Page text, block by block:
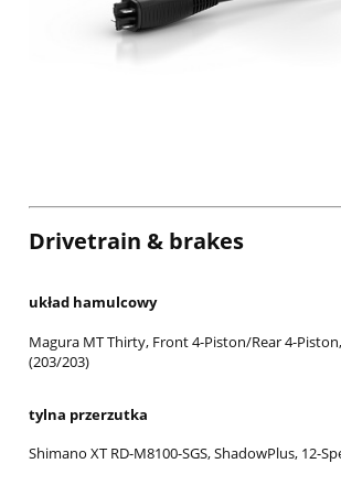
Drivetrain & brakes
układ hamulcowy
Magura MT Thirty, Front 4-Piston/Rear 4-
(203/203)
tylna przerzutka
Shimano XT RD-M8100-SGS, ShadowPlus, 12-